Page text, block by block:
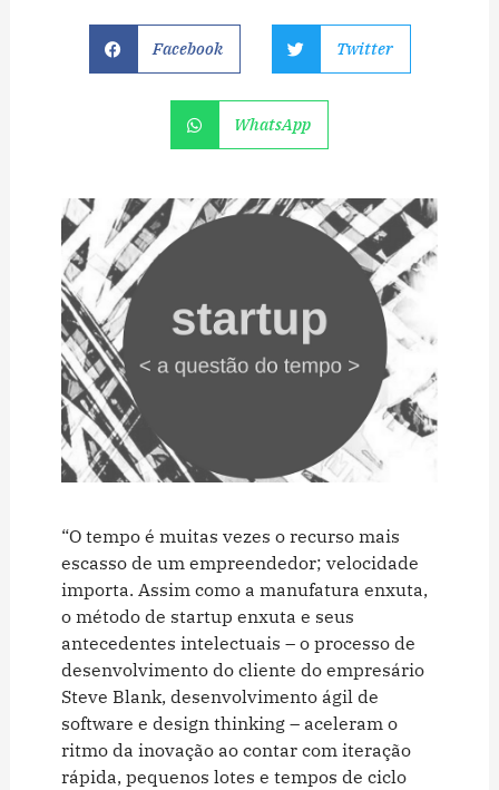
Facebook Twitter
WhatsApp
“O tempo é muitas vezes o recurso mais
escasso de um empreendedor; velocidade
importa. Assim como a manufatura enxuta,
o método de startup enxuta e seus
antecedentes intelectuais – o processo de
desenvolvimento do cliente do empresário
Steve Blank, desenvolvimento ágil de
software e design thinking – aceleram o
ritmo da inovação ao contar com iteração
rápida, pequenos lotes e tempos de ciclo